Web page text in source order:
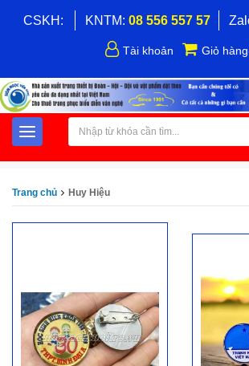
CSKH: KNTM: 08 556 557 57
Tài khoản Giỏ hàng
Trang chủ Huy Hiệu